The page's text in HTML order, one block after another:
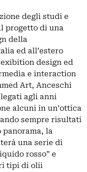
degli studi e
progetto di una
della
ed all’estero
design ed
e interaction
Art, Anceschi
agli anni
alcuni in un’ottica
sempre risultati
panorama, la
una serie di
rosso” e
tipi di olii